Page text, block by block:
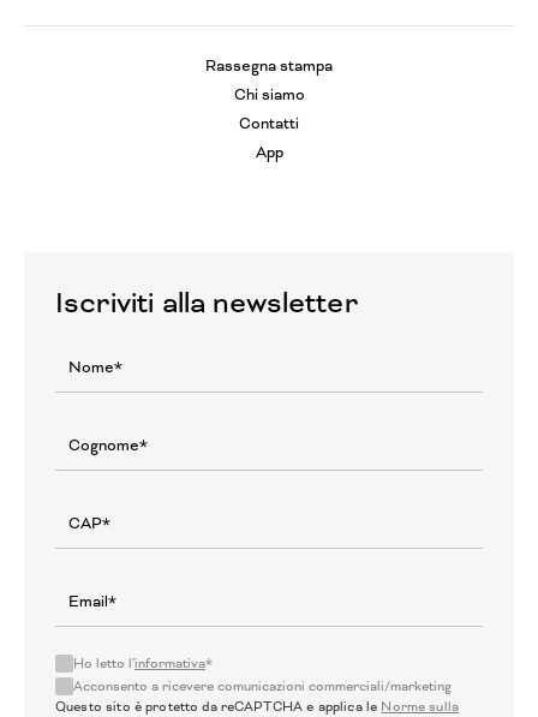
Rassegna stampa
Chi siamo
Contatti
App
Iscriviti alla newsletter
Ho letto l'informativa*
Acconsento a ricevere comunicazioni commerciali/marketing
Questo sito è protetto da reCAPTCHA e applica le Norme sulla